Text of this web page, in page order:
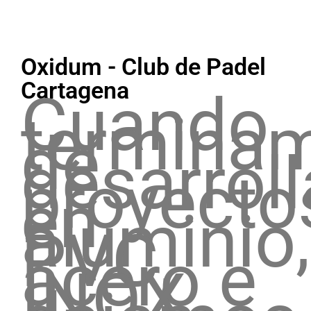
Oxidum - Club de Padel
Cartagena
Cuando
de
en
aluminio,
PVC,
acero e